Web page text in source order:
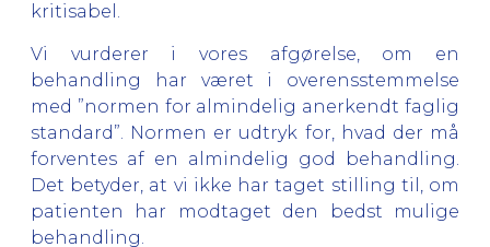
kritisabel.
Vi vurderer i vores afgørelse, om en
behandling har været i overensstemmelse
med ”normen for almindelig anerkendt faglig
standard”. Normen er udtryk for, hvad der må
forventes af en almindelig god behandling.
Det betyder, at vi ikke har taget stilling til, om
patienten har modtaget den bedst mulige
behandling.